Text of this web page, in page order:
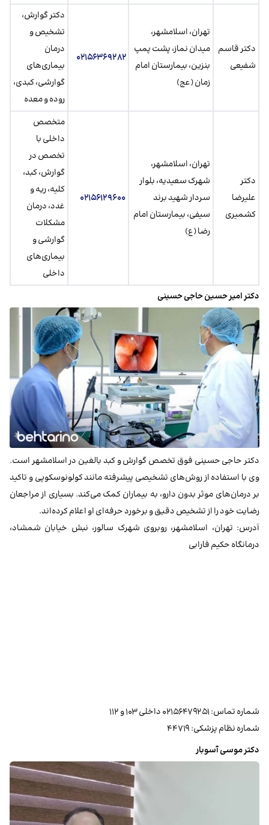
دکتر قاسم
شفیعی
تهران، اسلامشهر،
میدان نماز، پشت پمپ
بنزین، بیمارستان امام
زمان (عج)
۰۲۱۵۶۳۶۹۲۸۲
دکتر گوارش،
تشخیص و
درمان
بیماری‌های
گوارشی، کبدی،
روده و معده
دکتر
علیرضا
کشمیری
تهران، اسلامشهر،
شهرک سعیدیه، بلوار
سردار شهید برند
سیفی، بیمارستان امام
رضا (ع)
۰۲۱۵۶۱۲۹۶۰۰
متخصص
داخلی با
تخصص در
گوارش، کبد،
کلیه، ریه و
غدد، درمان
مشکلات
گوارشی و
بیماری‌های
داخلی
دکتر امیر حسین حاجی حسینی
دکتر حاجی حسینی فوق تخصص گوارش و کبد بالغین در اسلامشهر است.
وی با استفاده از روش‌های تشخیصی پیشرفته مانند کولونوسکوپی و تاکید
بر درمان‌های موثر بدون دارو، به بیماران کمک می‌کند. بسیاری از مراجعان
رضایت خود را از تشخیص دقیق و برخورد حرفه‌ای او اعلام کرده‌اند.
آدرس: تهران، اسلامشهر، روبروی شهرک سالور، نبش خیابان شمشاد،
درمانگاه حکیم فارابی
شماره تماس: ۰۲۱۵۶۴۷۹۲۵۱ داخلی ۱۰۳ و ۱۱۲
شماره نظام پزشکی: ۴۴۷۱۹
دکتر موسی آسوبار